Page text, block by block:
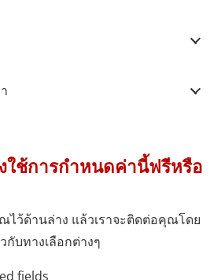
ใช้การกำหนดค่านี้ฟรีหรือ
ว้ด้านล่าง แล้วเราจะติดต่อคุณโดย
กับทางเลือกต่างๆ
fields